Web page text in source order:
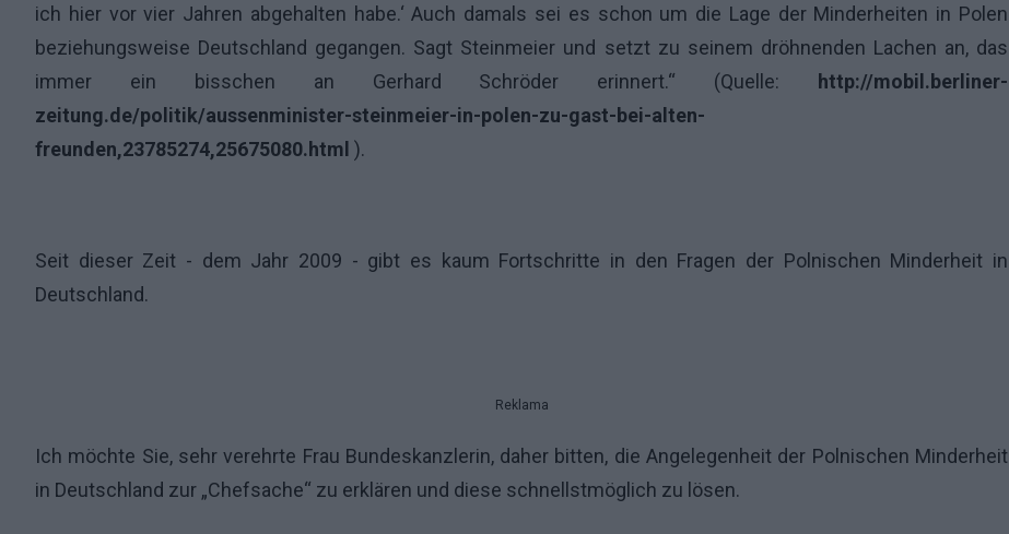
ich hier vor vier Jahren abgehalten habe.‘ Auch damals sei es schon um die Lage der Minderheiten in Polen
beziehungsweise Deutschland gegangen. Sagt Steinmeier und setzt zu seinem dröhnenden Lachen an, das
immer ein bisschen an Gerhard Schröder erinnert.“ (Quelle:
http://mobil.berliner-
zeitung.de/politik/aussenminister-steinmeier-in-polen-zu-gast-bei-alten-
freunden,23785274,25675080.html ).
Seit dieser Zeit - dem Jahr 2009 - gibt es kaum Fortschritte in den Fragen der Polnischen Minderheit in
Deutschland.
Reklama
Ich möchte Sie, sehr verehrte Frau Bundeskanzlerin, daher bitten, die Angelegenheit der Polnischen Minderheit
in Deutschland zur „Chefsache“ zu erklären und diese schnellstmöglich zu lösen.